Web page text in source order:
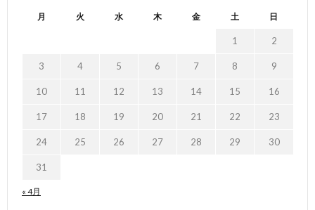
月 火 水 木 金 土 日
« 4月
1 2
3 4 5 6 7 8 9
10 11 12 13 14 15 16
17 18 19 20 21 22 23
24 25 26 27 28 29 30
31